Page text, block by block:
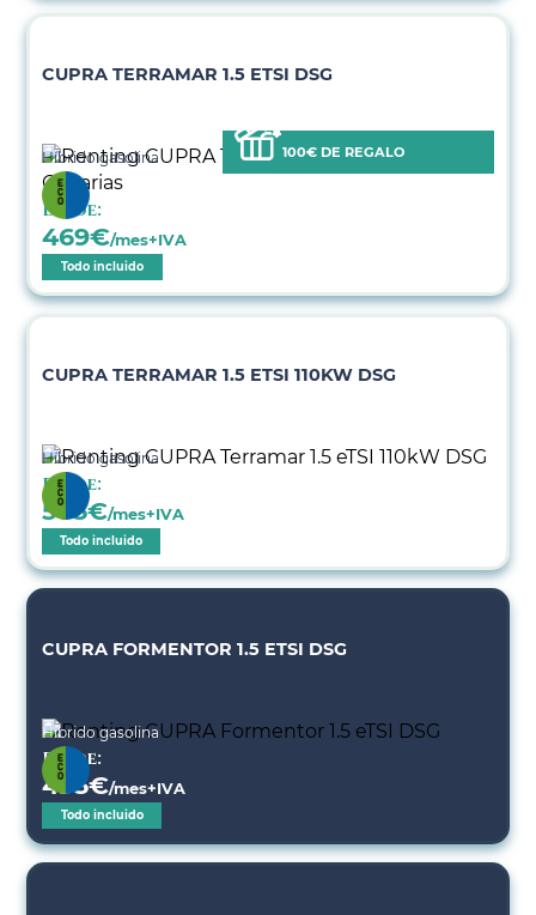
CUPRA TERRAMAR 1.5 ETSI DSG
Híbrido gasolina 100€ DE REGALO
Desde:
469€/mes+IVA
Todo incluido
CUPRA TERRAMAR 1.5 ETSI 110KW DSG
Híbrido gasolina
Desde:
505€/mes+IVA
Todo incluido
CUPRA FORMENTOR 1.5 ETSI DSG
Híbrido gasolina
Desde:
495€/mes+IVA
Todo incluido